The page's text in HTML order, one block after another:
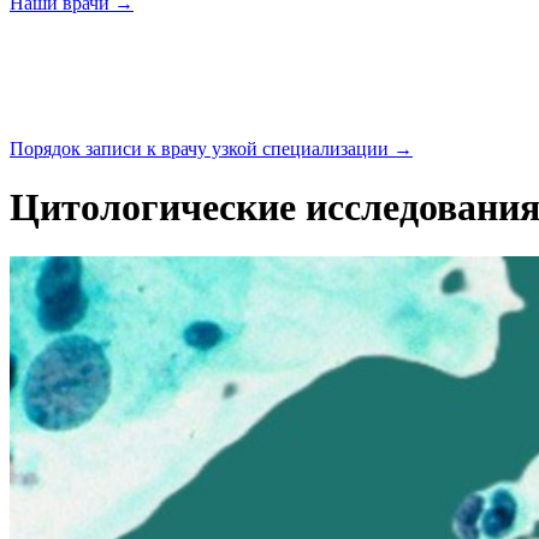
Порядок записи к врачу узкой специализации →
Цитологические исследования